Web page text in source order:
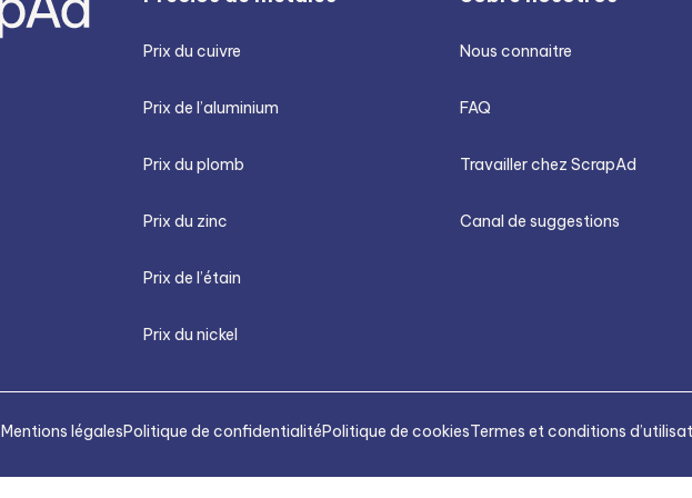
Prix du cuivre
Prix de l’aluminium
Prix du plomb
Prix du zinc
Prix de l’étain
Prix du nickel
Nous connaitre
FAQ
Travailler chez ScrapAd
Canal de suggestions
Mentions légalesPolitique de confidentialitéPolitique de cookiesTermes et conditions